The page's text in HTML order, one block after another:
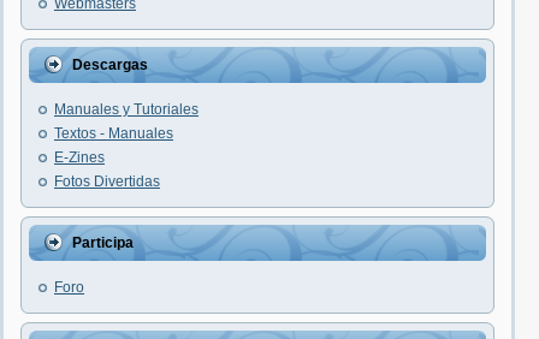
Webmasters
Descargas
Manuales y Tutoriales
Textos - Manuales
E-Zines
Fotos Divertidas
Participa
Foro